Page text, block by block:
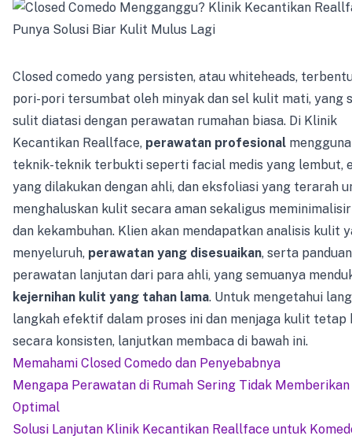
Closed comedo yang persisten, atau whiteheads,
pori-pori tersumbat oleh minyak dan sel kulit mati, yang
sulit diatasi dengan perawatan rumahan biasa. Di Klinik
Kecantikan Reallface, perawatan profesional
teknik-teknik terbukti seperti facial medis yang lembut,
yang dilakukan dengan ahli, dan eksfoliasi yang terarah
menghaluskan kulit secara aman sekaligus
dan kekambuhan. Klien akan mendapatkan analisis kulit
menyeluruh, perawatan yang disesuaikan, serta panduan
perawatan lanjutan dari para ahli, yang semuanya
kejernihan kulit yang tahan lama. Untuk mengetahui
langkah efektif dalam proses ini dan menjaga kulit tetap
secara konsisten, lanjutkan membaca di bawah ini.
Memahami Closed Comedo dan Penyebabnya
Mengapa Perawatan di Rumah Sering Tidak
Optimal
Solusi Lanjutan Klinik Kecantikan Reallface untuk